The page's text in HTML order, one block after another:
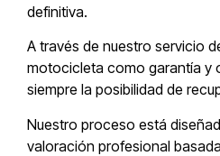
definitiva.
A través de nuestro servicio
motocicleta como garantía y
siempre la posibilidad de
Nuestro proceso está
valoración profesional